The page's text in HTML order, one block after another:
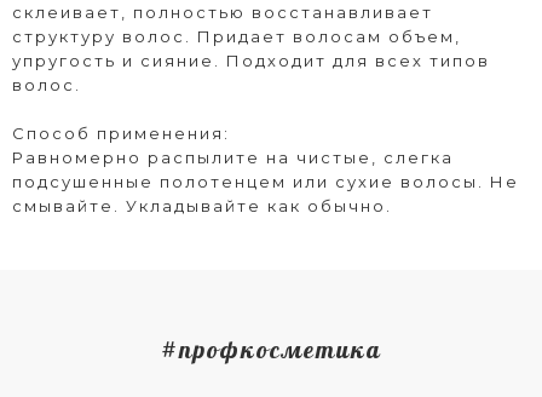
склеивает, полностью восстанавливает
структуру волос. Придает волосам объем,
упругость и сияние. Подходит для всех типов
волос.
Способ применения:
Равномерно распылите на чистые, слегка
подсушенные полотенцем или сухие волосы. Не
смывайте. Укладывайте как обычно.
#профкосметика